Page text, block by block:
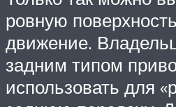
ровную
движение.
задним типом
использовать для